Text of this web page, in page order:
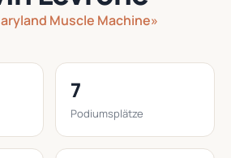
Muscle Machine»
7
Podiumsplätze